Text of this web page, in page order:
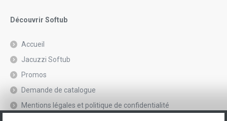
Découvrir Softub
Accueil
Jacuzzi Softub
Promos
Demande de catalogue
Mentions légales et politique de confidentialité